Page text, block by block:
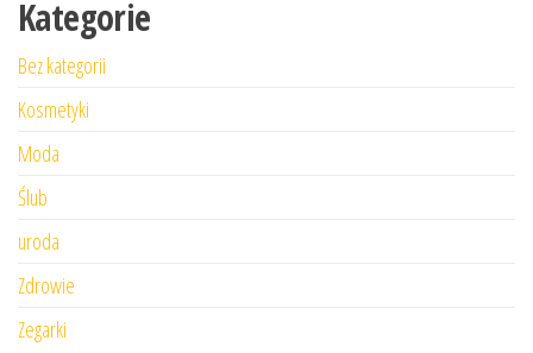
Kategorie
Bez kategorii
Kosmetyki
Moda
Ślub
uroda
Zdrowie
Zegarki